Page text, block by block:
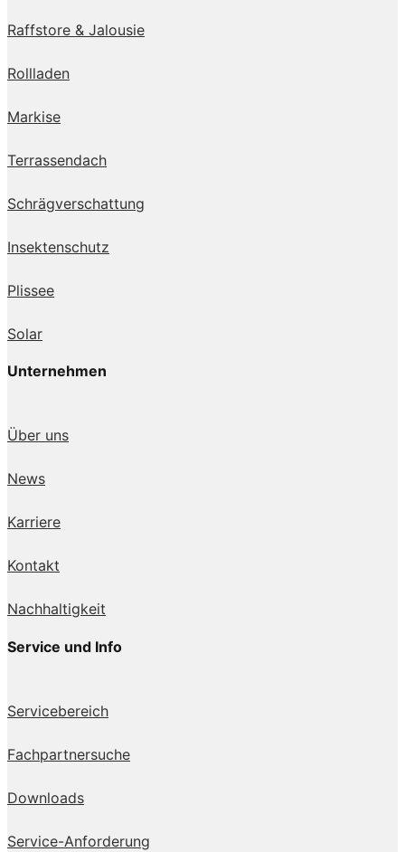
Raffstore & Jalousie
Rollladen
Markise
Terrassendach
Schrägverschattung
Insektenschutz
Plissee
Solar
Unternehmen
Über uns
News
Karriere
Kontakt
Nachhaltigkeit
Service und Info
Servicebereich
Fachpartnersuche
Downloads
Service-Anforderung